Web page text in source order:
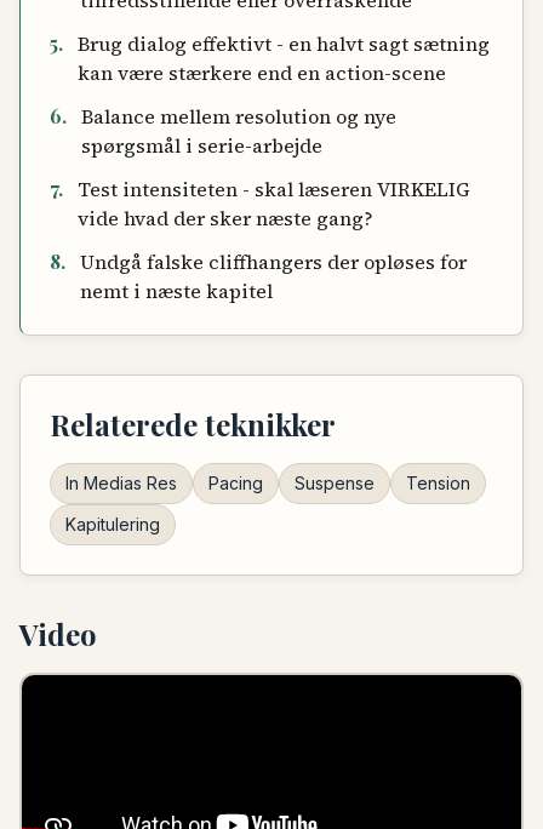
5. Brug dialog effektivt - en halvt sagt sætning
kan være stærkere end en action-scene
6. Balance mellem resolution og nye
spørgsmål i serie-arbejde
7.
Test intensiteten - skal læseren VIRKELIG
vide hvad der sker næste gang?
8. Undgå falske cliffhangers der opløses for
nemt i næste kapitel
Relaterede teknikker
In Medias Res Pacing Suspense
Tension
Kapitulering
Video